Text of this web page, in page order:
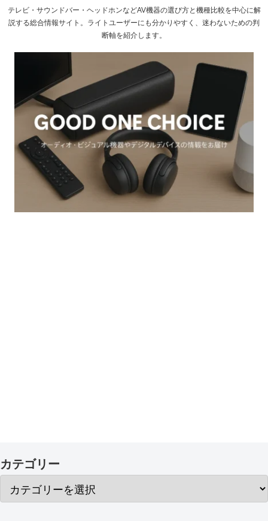
テレビ・サウンドバー・ヘッドホンなどAV機器の選び方と機種比較を中心に解
説する総合情報サイト。ライトユーザーにも分かりやすく、迷わないための判
断軸を紹介します。
カテゴリー